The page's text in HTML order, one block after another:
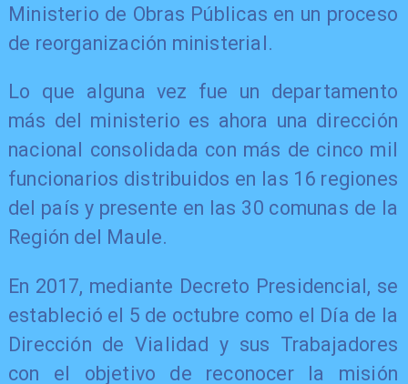
Ministerio de Obras Públicas en un proceso
de reorganización ministerial.
Lo que alguna vez fue un departamento
más del ministerio es ahora una dirección
nacional consolidada con más de cinco mil
funcionarios distribuidos en las 16 regiones
del país y presente en las 30 comunas de la
Región del Maule.
En 2017, mediante Decreto Presidencial, se
estableció el 5 de octubre como el Día de la
Dirección de Vialidad y sus Trabajadores
con el objetivo de reconocer la misión